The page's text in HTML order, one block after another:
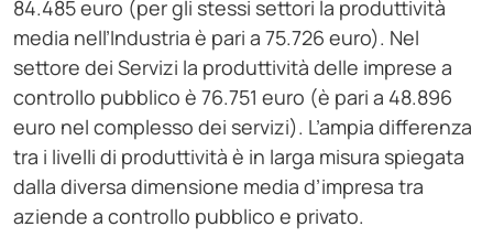
84.485 euro (per gli stessi settori la produttività
media nell’Industria è pari a 75.726 euro). Nel
settore dei Servizi la produttività delle imprese a
controllo pubblico è 76.751 euro (è pari a 48.896
euro nel complesso dei servizi). L’ampia differenza
tra i livelli di produttività è in larga misura spiegata
dalla diversa dimensione media d’impresa tra
aziende a controllo pubblico e privato.